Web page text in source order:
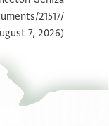
بيان أذونات الصورة
21517/
7, 2026).